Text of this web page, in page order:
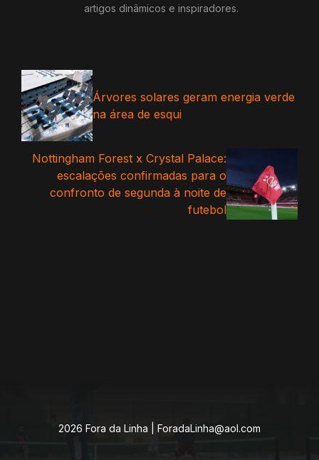
artigos dinâmicos e inspiradores.
Árvores solares geram energia verde
na área de esqui
Nottingham Forest x Crystal Palace:
escalações confirmadas para o
confronto de segunda à noite de
futebol
2026 Fora da Linha | ForadaLinha@aol.com